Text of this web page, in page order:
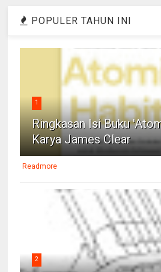
POPULER TAHUN INI
1
Ringkasan Isi Buku
Karya James Clear
Readmore
2